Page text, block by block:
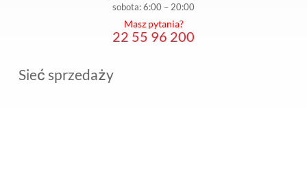
sobota: 6:00 – 20:00
Masz pytania?
22 55 96 200
Sieć sprzedaży